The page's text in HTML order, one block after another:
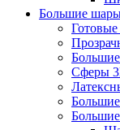
Большие
Большие
Сферы